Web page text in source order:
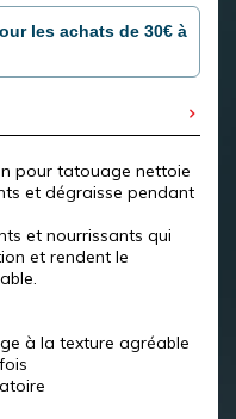
les achats de 30€ à
pour tatouage nettoie
et dégraisse pendant
et nourrissants qui
et rendent le
à la texture agréable